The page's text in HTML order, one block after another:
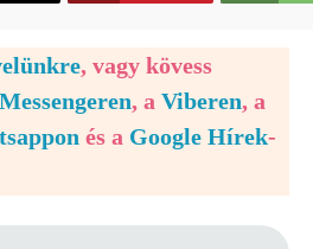
, vagy kövess
, a Viberen, a
és a Google Hírek-